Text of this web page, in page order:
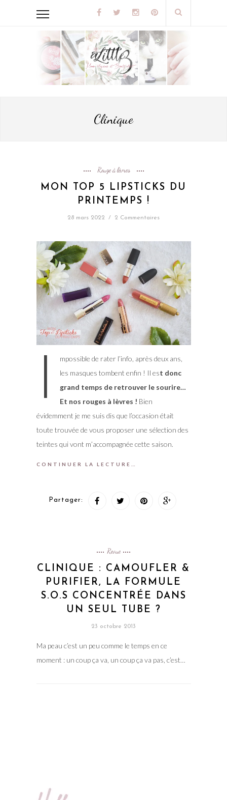
Clinique
Rouge à lèvres
MON TOP 5 LIPSTICKS DU
PRINTEMPS !
28 mars 2022 / 2 Commentaires
I
mpossible de rater l’info, après deux ans,
les masques tombent enfin ! Il est donc
grand temps de retrouver le sourire…
Et nos rouges à lèvres ! Bien
évidemment je me suis dis que l’occasion était
toute trouvée de vous proposer une sélection des
teintes qui vont m’accompagnée cette saison.
CONTINUER LA LECTURE…
Partager:
Revue
CLINIQUE : CAMOUFLER &
PURIFIER, LA FORMULE
S.O.S CONCENTRÉE DANS
UN SEUL TUBE ?
23 octobre 2013
Ma peau c’est un peu comme le temps en ce
moment : un coup ça va, un coup ça va pas, c’est…